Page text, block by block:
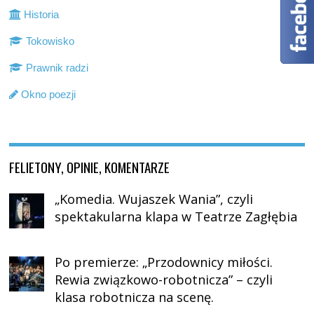
Historia
Tokowisko
Prawnik radzi
Okno poezji
FELIETONY, OPINIE, KOMENTARZE
„Komedia. Wujaszek Wania”, czyli
spektakularna klapa w Teatrze Zagłębia
Po premierze: „Przodownicy miłości.
Rewia związkowo-robotnicza” – czyli
klasa robotnicza na scenę.